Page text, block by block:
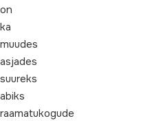
on
ka
muudes
asjades
suureks
abiks
raamatukogude